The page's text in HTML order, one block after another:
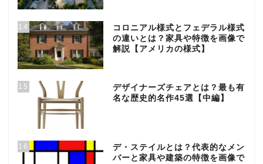
14
コロニアル様式とフェデラル様式
の違いとは？家具や特徴を画像で
解説【アメリカの様式】
15
デザイナーズチェアとは？最も有
名な歴史的名作45選【中編】
16
デ・ステイルとは？代表的なメン
バーと家具や建築の特徴を画像で